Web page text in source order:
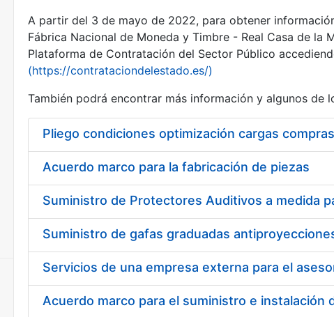
Mostrar/Ocultar
Mostrar/Ocultar
Mostrar/Ocultar
A partir del 3 de mayo de 2022, para obtener
Fábrica Nacional de Moneda y Timbre - Real Casa de la
Plataforma de Contratación del Sector Público
(https://contrataciondelestado.es/)
También podrá encontrar más información y algunos de
Pliego condiciones optimización cargas
Acuerdo marco para la fabricación de piezas
Acuerdo marco para el suministro e